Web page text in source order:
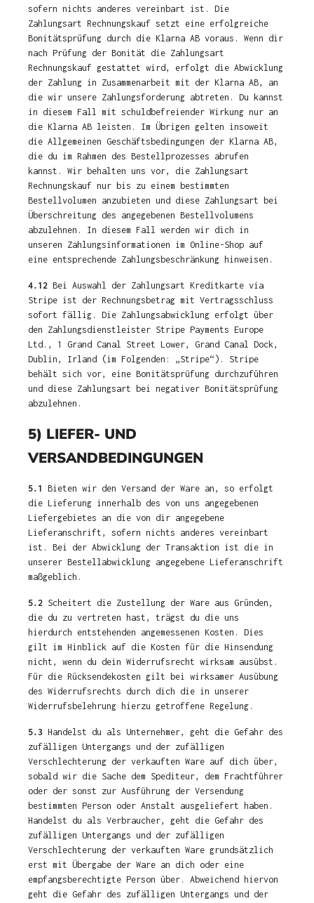
sofern nichts anderes vereinbart ist. Die
Zahlungsart Rechnungskauf setzt eine erfolgreiche
Bonitätsprüfung durch die Klarna AB voraus. Wenn dir
nach Prüfung der Bonität die Zahlungsart
Rechnungskauf gestattet wird, erfolgt die Abwicklung
der Zahlung in Zusammenarbeit mit der Klarna AB, an
die wir unsere Zahlungsforderung abtreten. Du kannst
in diesem Fall mit schuldbefreiender Wirkung nur an
die Klarna AB leisten. Im Übrigen gelten insoweit
die Allgemeinen Geschäftsbedingungen der Klarna AB,
die du im Rahmen des Bestellprozesses abrufen
kannst. Wir behalten uns vor, die Zahlungsart
Rechnungskauf nur bis zu einem bestimmten
Bestellvolumen anzubieten und diese Zahlungsart bei
Überschreitung des angegebenen Bestellvolumens
abzulehnen. In diesem Fall werden wir dich in
unseren Zahlungsinformationen im Online-Shop auf
eine entsprechende Zahlungsbeschränkung hinweisen.
4.12 Bei Auswahl der Zahlungsart Kreditkarte via
Stripe ist der Rechnungsbetrag mit Vertragsschluss
sofort fällig. Die Zahlungsabwicklung erfolgt über
den Zahlungsdienstleister Stripe Payments Europe
Ltd., 1 Grand Canal Street Lower, Grand Canal Dock,
Dublin, Irland (im Folgenden: „Stripe“). Stripe
behält sich vor, eine Bonitätsprüfung durchzuführen
und diese Zahlungsart bei negativer Bonitätsprüfung
abzulehnen.
5) LIEFER- UND
VERSANDBEDINGUNGEN
5.1 Bieten wir den Versand der Ware an, so erfolgt
die Lieferung innerhalb des von uns angegebenen
Liefergebietes an die von dir angegebene
Lieferanschrift, sofern nichts anderes vereinbart
ist. Bei der Abwicklung der Transaktion ist die in
unserer Bestellabwicklung angegebene Lieferanschrift
maßgeblich.
5.2 Scheitert die Zustellung der Ware aus Gründen,
die du zu vertreten hast, trägst du die uns
hierdurch entstehenden angemessenen Kosten. Dies
gilt im Hinblick auf die Kosten für die Hinsendung
nicht, wenn du dein Widerrufsrecht wirksam ausübst.
Für die Rücksendekosten gilt bei wirksamer Ausübung
des Widerrufsrechts durch dich die in unserer
Widerrufsbelehrung hierzu getroffene Regelung.
5.3 Handelst du als Unternehmer, geht die Gefahr des
zufälligen Untergangs und der zufälligen
Verschlechterung der verkauften Ware auf dich über,
sobald wir die Sache dem Spediteur, dem Frachtführer
oder der sonst zur Ausführung der Versendung
bestimmten Person oder Anstalt ausgeliefert haben.
Handelst du als Verbraucher, geht die Gefahr des
zufälligen Untergangs und der zufälligen
Verschlechterung der verkauften Ware grundsätzlich
erst mit Übergabe der Ware an dich oder eine
empfangsberechtigte Person über. Abweichend hiervon
geht die Gefahr des zufälligen Untergangs und der